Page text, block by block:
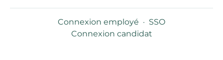
Connexion employé · SSO
Connexion candidat